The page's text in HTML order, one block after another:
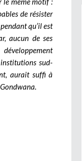
de résister
qu’il est
aucun de ses
sud-
aurait suffi à